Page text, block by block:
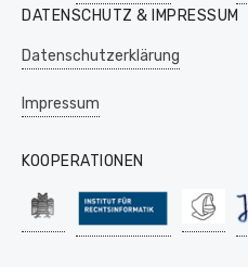
DATENSCHUTZ & IMPRESSUM
Datenschutzerklärung
Impressum
KOOPERATIONEN